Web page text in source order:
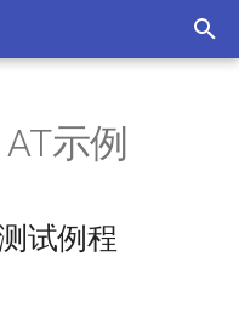
UC8088系列介绍
UC8088总线结构
PWM
WATCHDOG
GNSS通信协议
系统ID/信号ID
UC8188介绍
UCM108E介绍
UCM108E评估板
UHF通信协议
UCM601
UCM601C介绍
UCM601NC介绍
ucm606L介绍
UCM608介绍
UCM608评估板
UCM608H介绍
WIOTA INTRODUCE
WIOTA Excellen
UC8288
WIOTA WIKI
WIOTA TOOLS
示例
试例程